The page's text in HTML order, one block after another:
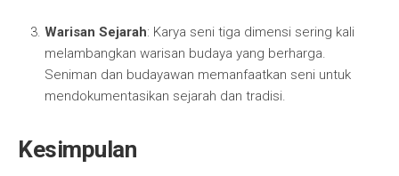
Warisan Sejarah: Karya seni tiga dimensi sering kali
melambangkan warisan budaya yang berharga.
Seniman dan budayawan memanfaatkan seni untuk
mendokumentasikan sejarah dan tradisi.
Kesimpulan